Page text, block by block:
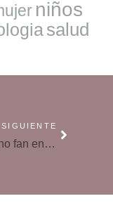
niños
salud
SIGUIENTE
Fenómeno fan en adolescentes, cuándo es normal y cuándo hay que preocuparse